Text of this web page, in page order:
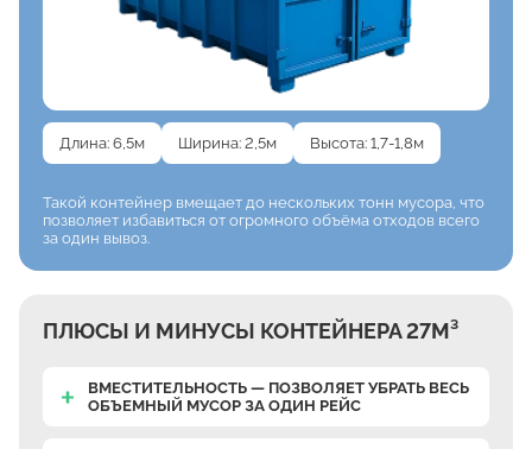
Длина: 6,5м Ширина: 2,5м Высота: 1,7-1,8м
Такой контейнер вмещает до нескольких тонн мусора, что
позволяет избавиться от огромного объёма отходов всего
за один вывоз.
ПЛЮСЫ И МИНУСЫ КОНТЕЙНЕРА 27М³
ВМЕСТИТЕЛЬНОСТЬ — ПОЗВОЛЯЕТ УБРАТЬ ВЕСЬ
ОБЪЕМНЫЙ МУСОР ЗА ОДИН РЕЙС